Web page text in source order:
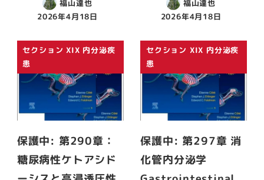
福山達也
2026年4月18日
福山達也
2026年4月18日
セクション XIX 内分泌疾
患
保護中: 第290章：
糖尿病性ケトアシド
セクション XIX 内分泌疾
患
保護中: 第297章 消
化管内分泌学